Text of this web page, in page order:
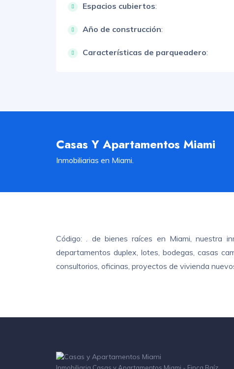
Espacios cubiertos:
Año de construcción:
Características de parqueadero:
Casas Y Apartamentos Miami
Inmobiliarias en Miami.
Código: . de bienes raíces en Miami, nuestra
departamentos duplex, lotes, bodegas, casas
consultorios, oficinas, proyectos de vivienda